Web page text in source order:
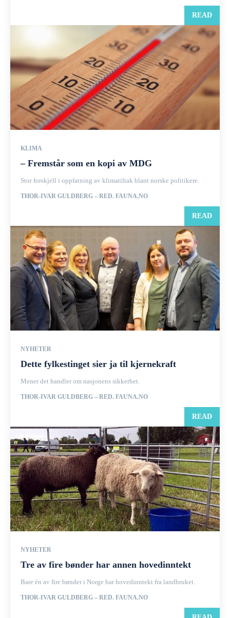
READ
KLIMA
– Fremstår som en kopi av MDG
Stor forskjell i oppfatning av klimatiltak blant norske politikere.
THOR-IVAR GULDBERG – RED. FAUNA.NO
READ
NYHETER
Dette fylkestinget sier ja til kjernekraft
Mener det handler om nasjonens sikkerhet.
THOR-IVAR GULDBERG – RED. FAUNA.NO
READ
NYHETER
Tre av fire bønder har annen hovedinntekt
Bare én av fire bønder i Norge har hovedinntekt fra landbruket.
THOR-IVAR GULDBERG – RED. FAUNA.NO